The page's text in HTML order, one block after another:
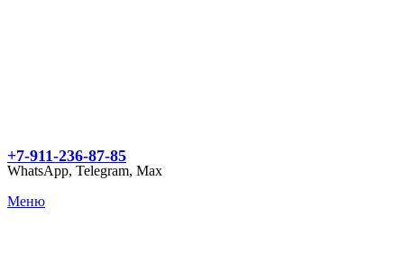
+7-911-236-87-85
WhatsApp, Telegram, Max
Меню